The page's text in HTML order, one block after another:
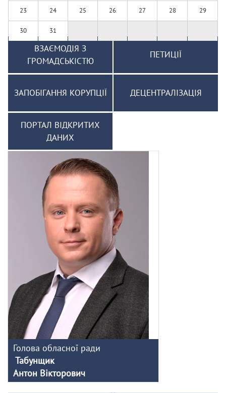
23 24 25 26 27 28 29
30 31
ВЗАЄМОДІЯ З
ГРОМАДСЬКІСТЮ
ПЕТИЦІЇ
ЗАПОБІГАННЯ КОРУПЦІЇ ДЕЦЕНТРАЛІЗАЦІЯ
ПОРТАЛ ВІДКРИТИХ
ДАНИХ
Голова обласної ради
Табунщик
Антон Вікторович